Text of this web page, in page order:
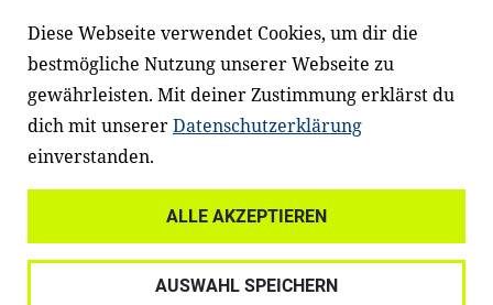
Lehrer*innen und andere
Fachexpert*innen. Dafür arbeiten wir eng
mit Ministerien, wissenschaftlichen
Einrichtungen, Verbänden, Unternehmen
und anderen Stiftungen zusammen.
Datenschutz
Diese Webseite verwendet Cookies, um dir die
bestmögliche Nutzung unserer Webseite zu
gewährleisten. Mit deiner Zustimmung erklärst du
dich mit unsererDatenschutzerklärung
einverstanden.
ALLE AKZEPTIEREN
AUSWAHL SPEICHERN